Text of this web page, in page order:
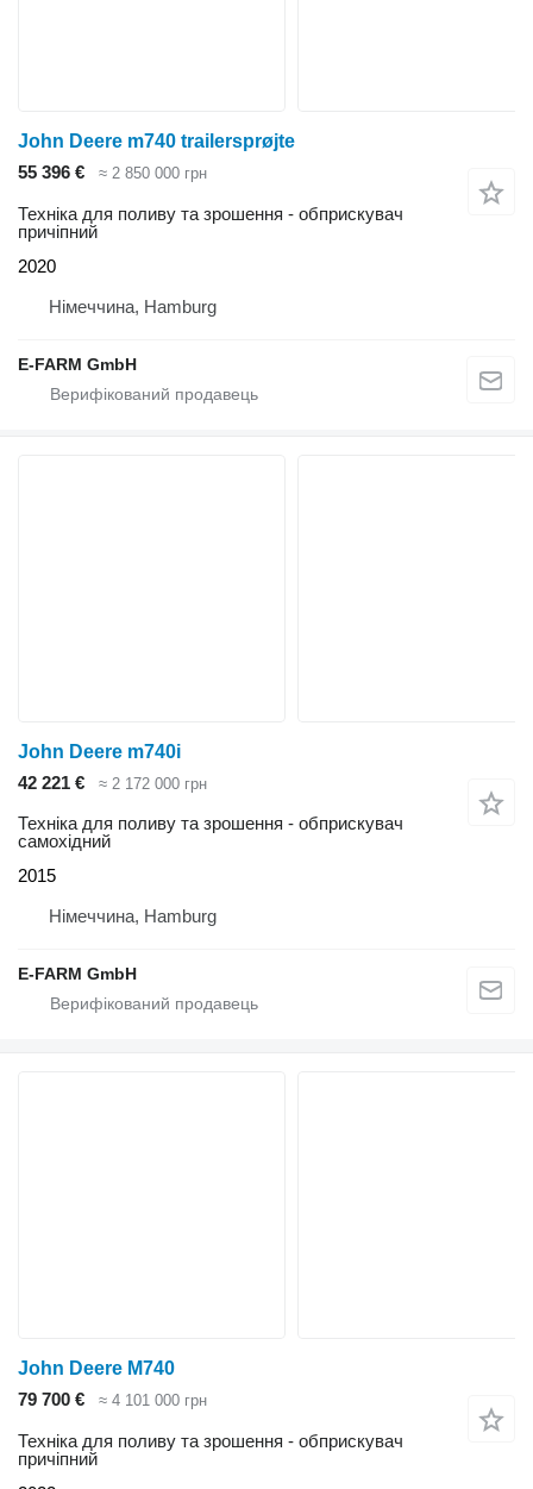
John Deere m740 trailersprøjte
55 396 €
≈ 2 850 000 грн
Техніка для поливу та зрошення - обприскувач
причіпний
2020
Німеччина, Hamburg
E-FARM GmbH
John Deere m740i
42 221 €
≈ 2 172 000 грн
Техніка для поливу та зрошення - обприскувач
самохідний
2015
Німеччина, Hamburg
E-FARM GmbH
John Deere M740
79 700 €
≈ 4 101 000 грн
Техніка для поливу та зрошення - обприскувач
причіпний